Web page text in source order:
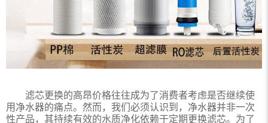
滤芯更换的高昂价格往往成为了消费者考虑是否继续使
用净水器的痛点。然而，我们必须认识到，净水器并非一次
性产品，其持续有效的水质净化依赖于定期更换滤芯。为了